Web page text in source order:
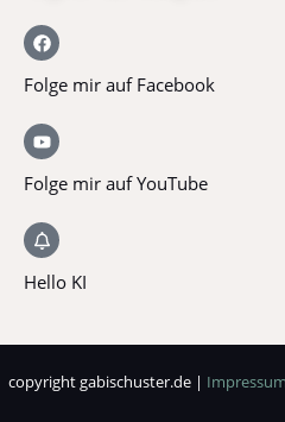
Folge mir auf Facebook
Folge mir auf YouTube
Hello KI
copyright gabischuster.de | Impressum